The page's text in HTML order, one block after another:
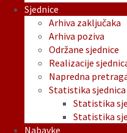
Sjednice
Arhiva zaključaka
Arhiva poziva
Održane sjednice
Realizacije
Napredna
Statistika sjednica
Statistika
Statistika
Nabavke